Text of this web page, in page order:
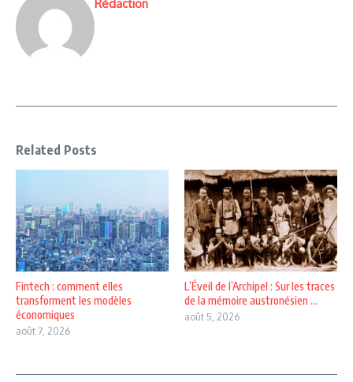
Rédaction
Related Posts
Fintech : comment elles
transforment les modèles
économiques
août 7, 2026
L’Éveil de l’Archipel : Sur les traces
de la mémoire austronésien ...
août 5, 2026